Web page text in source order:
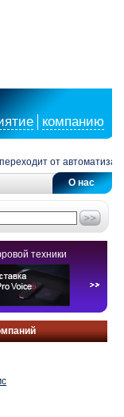
компанию
от
О нас
техники